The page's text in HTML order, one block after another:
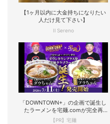
【1ヶ月以内に大金持ちになりたい
人だけ見て下さい】
Il Sereno
「DOWNTOWN+」の企画で誕生し
たラーメンを宅麺.comが完全再
現！
【PR】宅麺